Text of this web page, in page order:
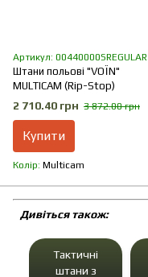
Дивіться також:
Тактичні
штани з
Артикул: 00440000SREGULAR
Штани польові "VOЇN"
MULTICAM (Rip-Stop)
2 710.40 грн 3 872.00 грн
Купити
Колір Multicam